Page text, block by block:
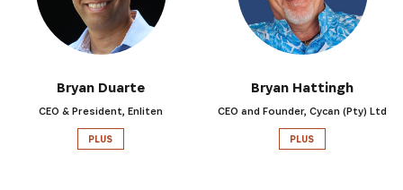
S'INSCRIRE
Bryan Duarte
CEO & President, Enliten
PLUS
Bryan Hattingh
CEO and Founder, Cycan (Pty) Ltd
PLUS